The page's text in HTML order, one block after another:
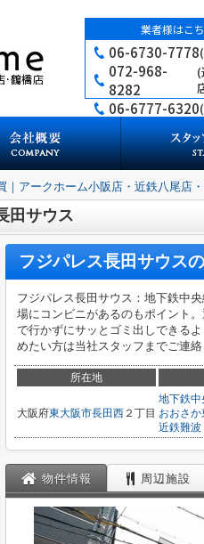
業者様はこ
06-6730-7778
072-968-
8282
06-6777-6320
アークホーム小阪店・近鉄八尾店
田サウス
フジパレス長田サウス
フジパレス長田サウス：地下鉄中
場にコンビニがあるのもポイント
で行かずにサッとゴミ出しできる
めたい方は当社スタッフまでご連
所在地
大阪府東大阪市長田西 ２丁目
地下鉄中
おおさか
近鉄難波
物件情報 周辺施設